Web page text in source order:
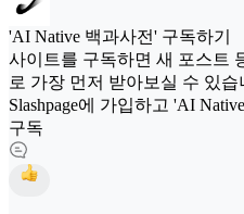
'AI Native 백과사전' 구독하기
사이트를 구독하면 새 포스트
로 가장 먼저 받아보실 수 있습
Slashpage에 가입하고 'AI
구독